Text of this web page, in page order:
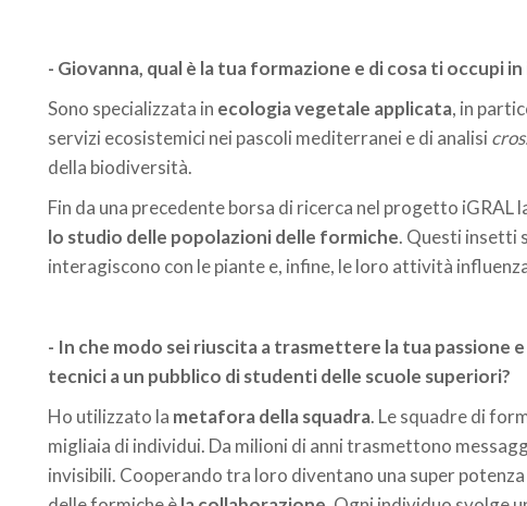
- Giovanna, qual è la tua formazione e di cosa ti occupi in
Sono specializzata in ecologia vegetale applicata, in
servizi ecosistemici nei pascoli mediterranei e di analisi
della biodiversità.
Fin da una precedente borsa di ricerca nel progetto iGRAL
lo studio delle popolazioni delle formiche. Questi insetti
interagiscono con le piante e, infine, le loro attività
- In che modo sei riuscita a trasmettere la tua passione
tecnici a un pubblico di studenti delle scuole superiori?
Ho utilizzato la metafora della squadra. Le squadre di
migliaia di individui. Da milioni di anni trasmettono
invisibili. Cooperando tra loro diventano una super